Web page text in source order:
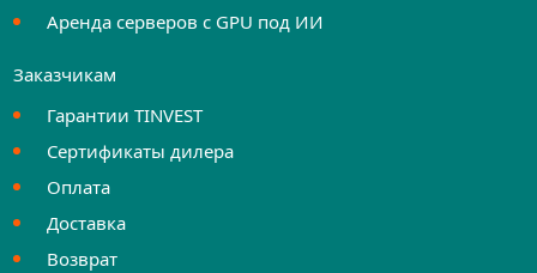
Аренда серверов с GPU под ИИ
Заказчикам
Гарантии TINVEST
Сертификаты дилера
Оплата
Доставка
Возврат